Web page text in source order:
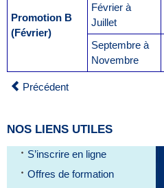
Promotion B
(Février)
Février à
Juillet
Septembre à
Novembre
Précédent
NOS LIENS UTILES
S’inscrire en ligne
Offres de formation